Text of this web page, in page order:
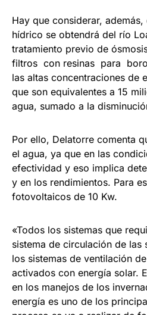
Hay que considerar,
hídrico se obtendrá del río
tratamiento previo de
filtros con resinas para
las altas concentraciones de
que son equivalentes a 15
agua, sumado a la
Por ello, Delatorre comenta
el agua, ya que en las
efectividad y eso implica
y en los rendimientos. Para
fotovoltaicos de 10 Kw.
«Todos los sistemas que
sistema de circulación de las
los sistemas de ventilación
activados con energía solar.
en los manejos de los
energía es uno de los